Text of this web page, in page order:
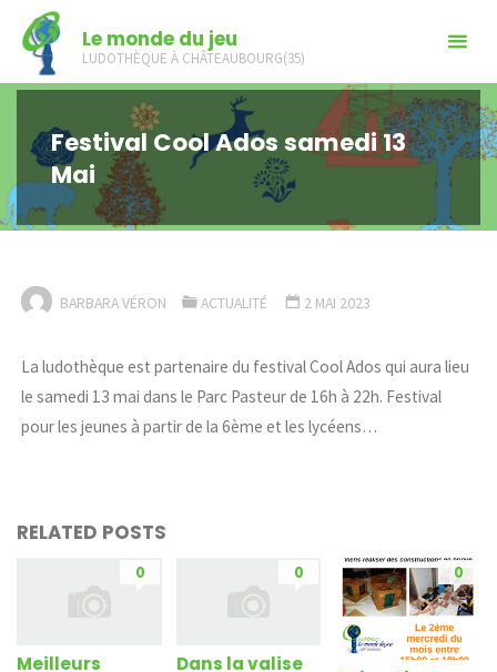
content
Le monde du jeu
LUDOTHÈQUE À CHÂTEAUBOURG(35)
Festival Cool Ados samedi 13
Mai
BARBARA VÉRON ACTUALITÉ 2 MAI 2023
La ludothèque est partenaire du festival Cool Ados qui aura lieu
le samedi 13 mai dans le Parc Pasteur de 16h à 22h. Festival
pour les jeunes à partir de la 6ème et les lycéens…
RELATED POSTS
0
Meilleurs
0
Dans la valise
0